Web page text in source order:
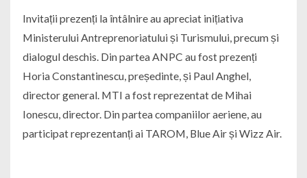
Invitații prezenți la întâlnire au apreciat inițiativa
Ministerului Antreprenoriatului și Turismului, precum și
dialogul deschis. Din partea ANPC au fost prezenți
Horia Constantinescu, președinte, și Paul Anghel,
director general. MTI a fost reprezentat de Mihai
Ionescu, director. Din partea companiilor aeriene, au
participat reprezentanți ai TAROM, Blue Air și Wizz Air.